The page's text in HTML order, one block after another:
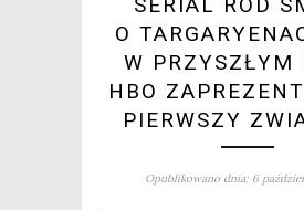
O
W PRZYSZŁYM
HBO
PIERWSZY
Opublikowano dnia: 6